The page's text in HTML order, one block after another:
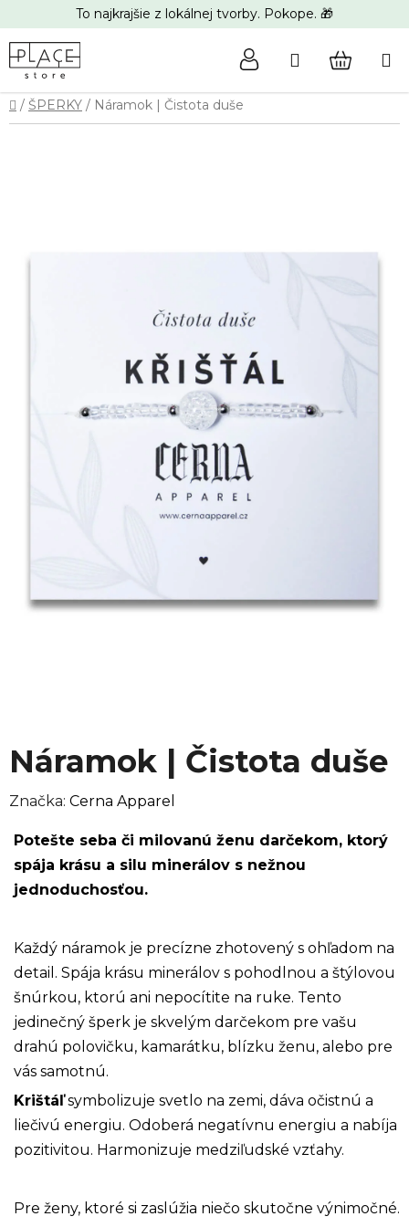
na
obsah
To najkrajšie z lokálnej tvorby. Pokope. 🎁
Hľadať
Domov
/ ŠPERKY / Náramok | Čistota duše
Náramok | Čistota duše
Značka: Cerna Apparel
Potešte seba či milovanú ženu darčekom, ktorý
spája krásu a silu minerálov s nežnou
jednoduchosťou.
Každý náramok je precízne zhotovený s ohľadom na
detail. Spája krásu minerálov s pohodlnou a štýlovou
šnúrkou, ktorú ani nepocítite na ruke. Tento
jedinečný šperk je skvelým darčekom pre vašu
drahú polovičku, kamarátku, blízku ženu, alebo pre
vás samotnú.
Krištáľsymbolizuje svetlo na zemi, dáva očistnú a
liečivú energiu. Odoberá negatívnu energiu a nabíja
pozitivitou. Harmonizuje medziľudské vzťahy.
Pre ženy, ktoré si zaslúžia niečo skutočne výnimočné.